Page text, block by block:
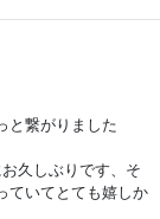
と繋がりました
久しぶりです、そ
ていてとても嬉しか